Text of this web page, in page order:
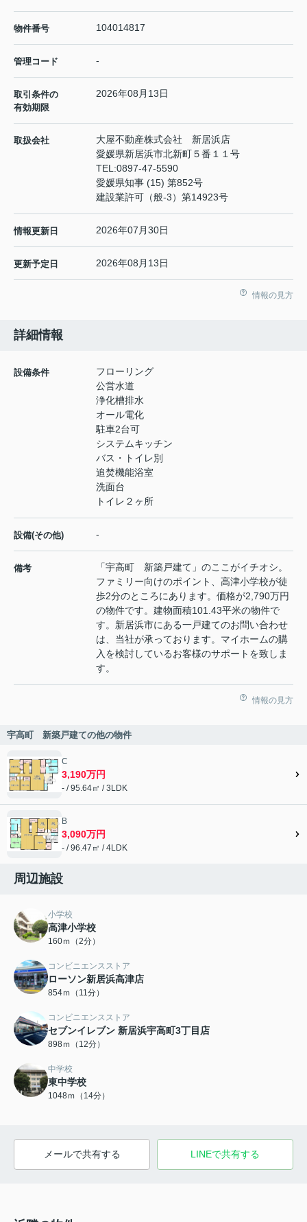
物件番号 104014817
管理コード -
取引条件の
有効期限
2026年08月13日
取扱会社
大屋不動産株式会社 新居浜店
愛媛県新居浜市北新町５番１１号
TEL:0897-47-5590
愛媛県知事 (15) 第852号
建設業許可（般-3）第14923号
情報更新日 2026年07月30日
更新予定日 2026年08月13日
情報の見方
詳細情報
設備条件
フローリング
公営水道
浄化槽排水
オール電化
駐車2台可
システムキッチン
バス・トイレ別
追焚機能浴室
洗面台
トイレ２ヶ所
設備(その他) -
備考
「宇高町 新築戸建て」のここがイチオシ。
ファミリー向けのポイント、高津小学校が徒
歩2分のところにあります。価格が2,790万円
の物件です。建物面積101.43平米の物件で
す。新居浜市にある一戸建てのお問い合わせ
は、当社が承っております。マイホームの購
入を検討しているお客様のサポートを致しま
す。
情報の見方
宇高町 新築戸建ての他の物件
C
3,190万円
- / 95.64㎡ / 3LDK
B
3,090万円
- / 96.47㎡ / 4LDK
周辺施設
小学校
高津小学校
160ｍ（2分）
コンビニエンスストア
ローソン新居浜高津店
854ｍ（11分）
コンビニエンスストア
セブンイレブン 新居浜宇高町3丁目店
898ｍ（12分）
中学校
東中学校
1048ｍ（14分）
メールで共有する LINEで共有する